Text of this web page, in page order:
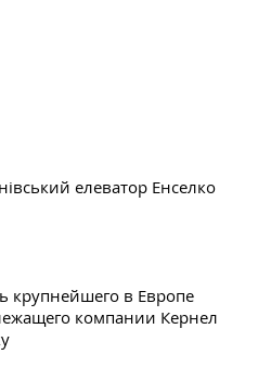
елеватор Енселко
крупнейшего в Европе
компании Кернел